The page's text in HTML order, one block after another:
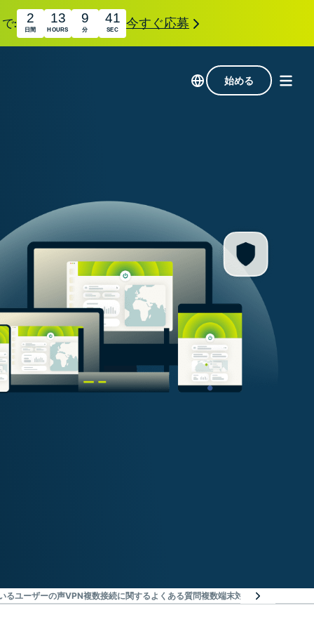
: 2
日間
13
HOURS
9
分
40
SEC 今すぐ応募
始める
るユーザーの声VPN複数接続に関するよくある質問複数端末対応EXPRESSVPN